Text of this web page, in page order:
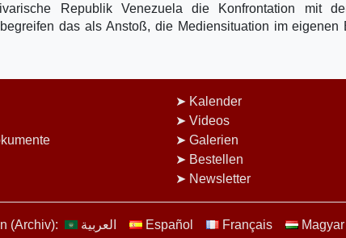
Republik Venezuela die Konfrontation mit
das als Anstoß, die Mediensituation im eigenen
Kalender
Videos
Galerien
Bestellen
Newsletter
(Archiv): العربية Español Français Magyar